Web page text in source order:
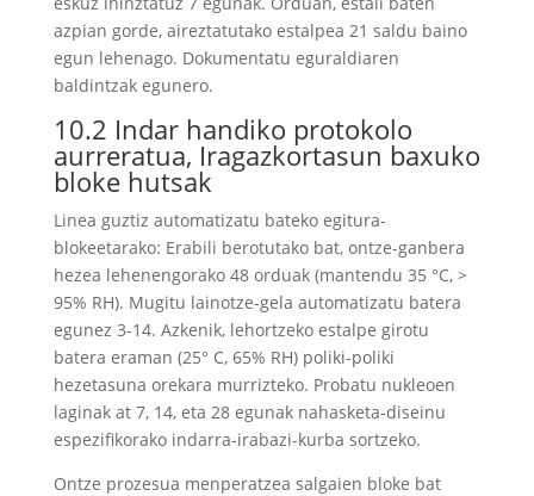
azpian gorde, aireztatutako estalpea 21 saldu baino
egun lehenago. Dokumentatu eguraldiaren
baldintzak egunero.
10.2 Indar handiko protokolo
aurreratua, Iragazkortasun baxuko
bloke hutsak
Linea guztiz automatizatu bateko egitura-
blokeetarako: Erabili berotutako bat, ontze-ganbera
hezea lehenengorako 48 orduak (mantendu 35 °C, >
95% RH). Mugitu lainotze-gela automatizatu batera
egunez 3-14. Azkenik, lehortzeko estalpe girotu
batera eraman (25° C, 65% RH) poliki-poliki
hezetasuna orekara murrizteko. Probatu nukleoen
laginak at 7, 14, eta 28 egunak nahasketa-diseinu
espezifikorako indarra-irabazi-kurba sortzeko.
Ontze prozesua menperatzea salgaien bloke bat